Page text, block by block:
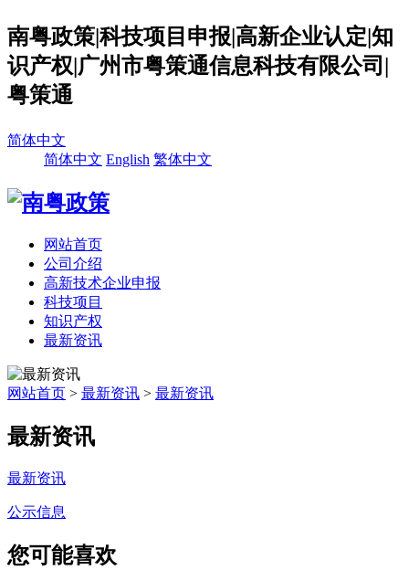
南粤政策|科技项目申报|高新企业认定|知
识产权|广州市粤策通信息科技有限公司|
粤策通
简体中文
简体中文 English 繁体中文
网站首页
公司介绍
高新技术企业申报
科技项目
知识产权
最新资讯
网站首页 > 最新资讯 > 最新资讯
最新资讯
最新资讯
公示信息
您可能喜欢